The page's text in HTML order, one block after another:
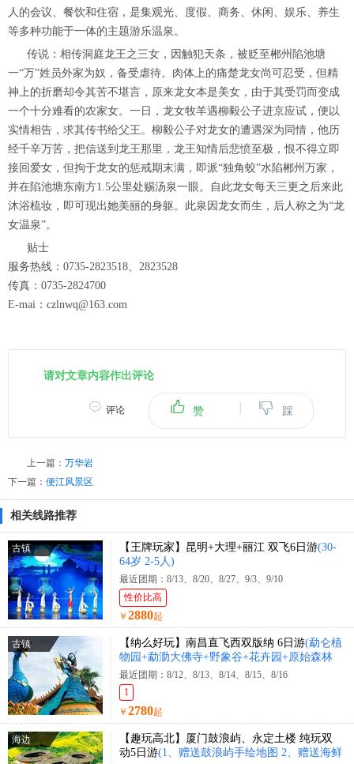
人的会议、餐饮和住宿，是集观光、度假、商务、休闲、娱乐、养生
等多种功能于一体的主题游乐温泉。
传说：相传洞庭龙王之三女，因触犯天条，被贬至郴州陷池塘
一“万”姓员外家为奴，备受虐待。肉体上的痛楚龙女尚可忍受，但精
神上的折磨却令其苦不堪言，原来龙女本是美女，由于其受罚而变成
一个十分难看的农家女。一日，龙女牧羊遇柳毅公子进京应试，便以
实情相告，求其传书给父王。柳毅公子对龙女的遭遇深为同情，他历
经千辛万苦，把信送到龙王那里，龙王知情后悲愤至极，恨不得立即
接回爱女，但拘于龙女的惩戒期末满，即派“独角蛟”水陷郴州万家，
并在陷池塘东南方1.5公里处赐汤泉一眼。自此龙女每天三更之后来此
沐浴梳妆，即可现出她美丽的身躯。此泉因龙女而生，后人称之为“龙
女温泉”。
贴士
服务热线：0735-2823518、2823528
传真：0735-2824700
E-mai：czlnwq@163.com
请对文章内容作出评论
赞 踩
评论
上一篇： 万华岩
下一篇： 便江风景区
相关线路推荐
古镇 【王牌玩家】昆明+大理+丽江 双飞6日游(30-
64岁 2-5人)
最近团期：8/13、8/20、8/27、9/3、9/10
性价比高
￥ 2880起
古镇 【纳么好玩】南昌直飞西双版纳 6日游(勐仑植
物园+勐泐大佛寺+野象谷+花卉园+原始森林
公园+花卉园+曼迈集市+星光夜市)
最近团期：8/12、8/13、8/14、8/15、8/16
1
￥ 2780起
海边
【趣玩高北】厦门鼓浪屿、永定土楼 纯玩双
动5日游(1、赠送鼓浪屿手绘地图 2、赠送海鲜